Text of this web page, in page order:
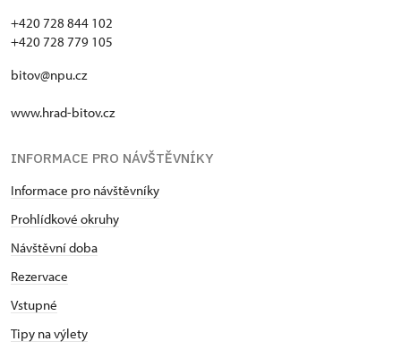
+420 728 844 102
+420 728 779 105
bitov@npu.cz
www.hrad-bitov.cz
INFORMACE PRO NÁVŠTĚVNÍKY
Informace pro návštěvníky
Prohlídkové okruhy
Návštěvní doba
Rezervace
Vstupné
Tipy na výlety